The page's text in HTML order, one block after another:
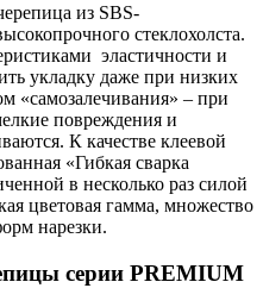
из SBS-
стеклохолста.
эластичности и
укладку даже при низких
«самозалечивания» – при
повреждения и
К качестве клеевой
«Гибкая сварка
в несколько раз силой
цветовая гамма, множество
нарезки.
серии PREMIUM